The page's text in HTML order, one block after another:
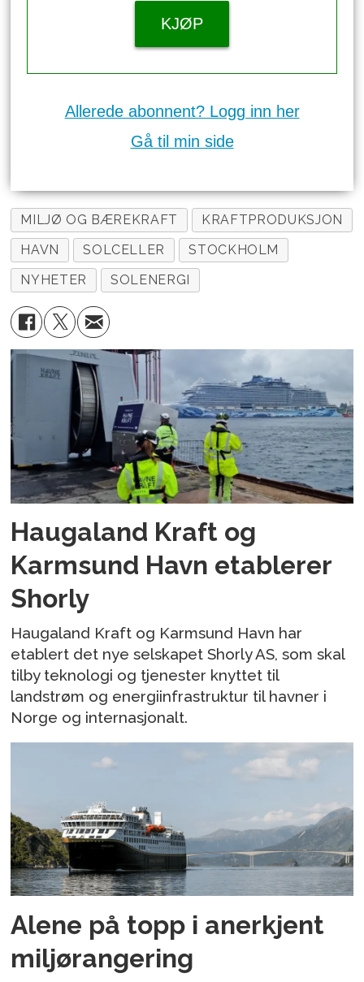
KJØP
Allerede abonnent? Logg inn her
Gå til min side
MILJØ OG BÆREKRAFT
KRAFTPRODUKSJON
HAVN
SOLCELLER
STOCKHOLM
NYHETER
SOLENERGI
Haugaland Kraft og
Karmsund Havn etablerer
Shorly
Haugaland Kraft og Karmsund Havn har
etablert det nye selskapet Shorly AS, som skal
tilby teknologi og tjenester knyttet til
landstrøm og energiinfrastruktur til havner i
Norge og internasjonalt.
Alene på topp i anerkjent
miljørangering